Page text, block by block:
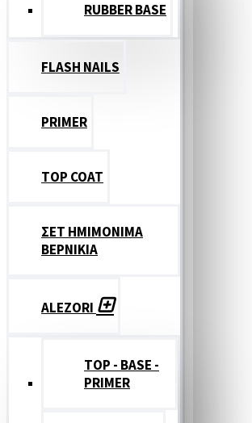
RUBBER BASE
FLASH NAILS
PRIMER
TOP COAT
ΣΕΤ ΗΜΙΜΟΝΙΜΑ
ΒΕΡΝΙΚΙΑ
ALEZORI
TOP - BASE -
PRIMER